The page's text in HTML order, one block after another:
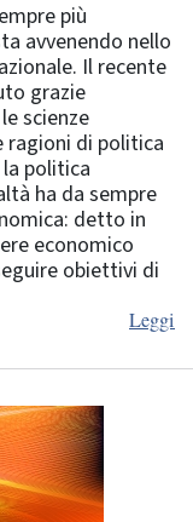
più
avvenendo nello
Il recente
grazie
scienze
ragioni di politica
politica
ha da sempre
detto in
economico
obiettivi di
Leggi